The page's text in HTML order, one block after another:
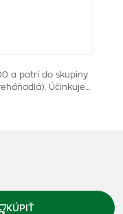
a patrí do skupiny
Účinkuje…
KÚPIŤ